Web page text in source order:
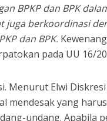
BPKP dan BPK
juga berkoordinasi
dan BPK.
pada UU 16/
Menurut Elwi
mendesak yang
undang. Apabila